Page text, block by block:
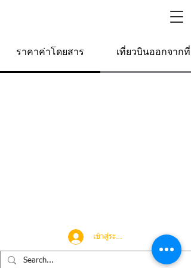
ราคาค่าโดยสาร เที่ยวบินออกจากที่นี่
เข้าสู่ระบบ